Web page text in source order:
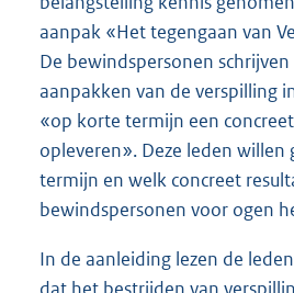
aanpak «Het tegengaan van
De bewindspersonen
aanpakken van de verspilling
«op korte termijn een
opleveren». Deze leden willen
termijn en welk concreet
bewindspersonen voor ogen
In de aanleiding lezen de